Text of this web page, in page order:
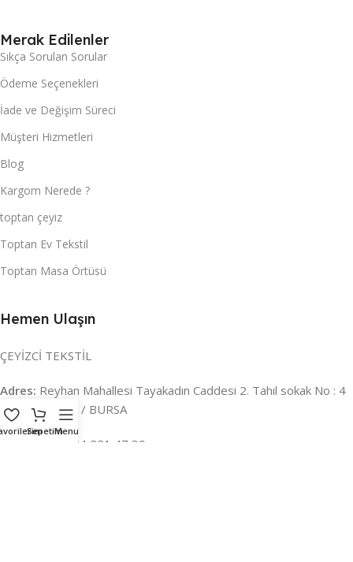
Merak Edilenler
Sıkça Sorulan Sorular
Ödeme Seçenekleri
İade ve Değişim Süreci
Müşteri Hizmetleri
Blog
Kargom Nerede ?
toptan çeyiz
Toptan Ev Tekstil
Toptan Masa Örtüsü
Hemen Ulaşın
ÇEYİZCİ TEKSTİL
Adres: Reyhan Mahallesi Tayakadın Caddesi 2. Tahıl sokak No : 4
/ a Osmangazi / BURSA
0224 221 47 30
SepetimMenu